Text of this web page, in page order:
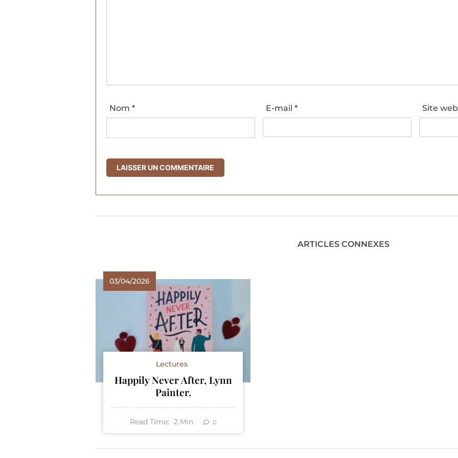
Nom * E-mail* Site web
ARTICLES CONNEXES
03/04/2026
Lectures
Happily Never After, Lynn
Painter.
Read Time: 2 Min 0